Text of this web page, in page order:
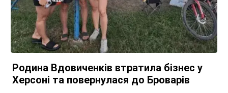
Родина Вдовиченків втратила бізнес у
Херсоні та повернулася до Броварів